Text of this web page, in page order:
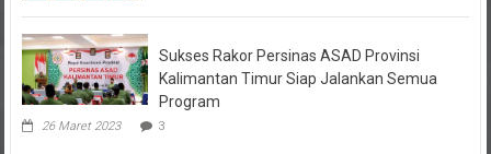
Kalimantan Timur Siap Jalankan Semua
Program
26 Maret 2023 3